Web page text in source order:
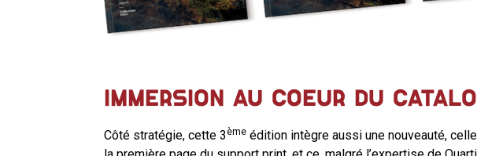
IMMERSION AU COEUR DU
Côté stratégie, cette 3ème édition intègre aussi une nouveauté,